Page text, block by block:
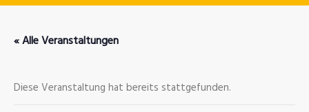
« Alle Veranstaltungen
Diese Veranstaltung hat bereits stattgefunden.